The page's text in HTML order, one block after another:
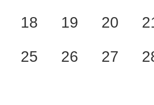
18 19 20
25 26 27